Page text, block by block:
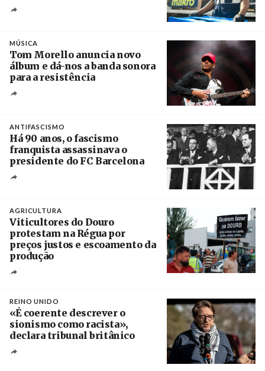
MÚSICA
Tom Morello anuncia novo
álbum e dá-nos a banda sonora
para a resistência
ANTIFASCISMO
Há 90 anos, o fascismo
franquista assassinava o
presidente do FC Barcelona
AGRICULTURA
Viticultores do Douro
protestam na Régua por
preços justos e escoamento da
produção
REINO UNIDO
«É coerente descrever o
sionismo como racista»,
declara tribunal britânico